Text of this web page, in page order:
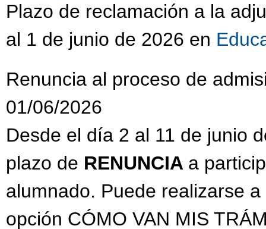
Plazo de reclamación a la
al 1 de junio de 2026 en
Renuncia al proceso de
01/06/2026
Desde el día 2 al 11 de junio
plazo de RENUNCIA a
alumnado. Puede realizarse
opción CÓMO VAN MIS